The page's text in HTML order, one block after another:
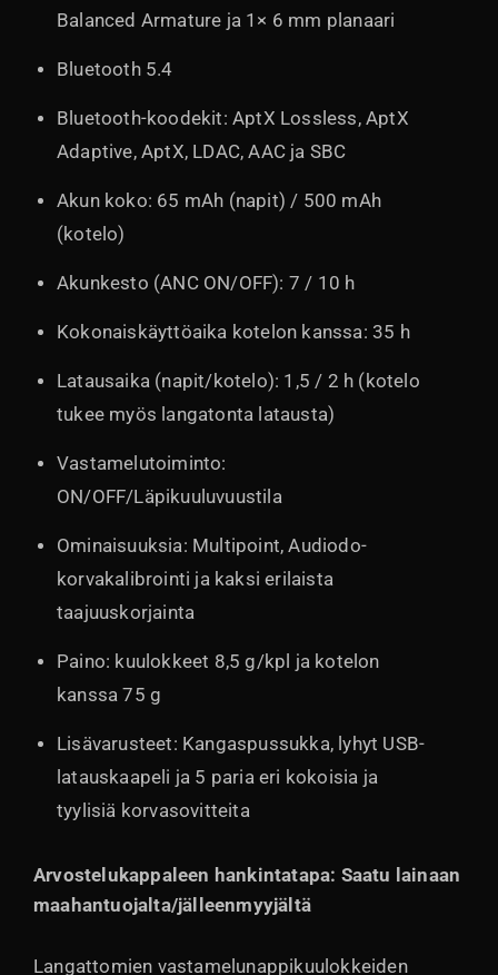
Balanced Armature ja 1× 6 mm planaari
Bluetooth 5.4
Bluetooth-koodekit: AptX Lossless, AptX
Adaptive, AptX, LDAC, AAC ja SBC
Akun koko: 65 mAh (napit) / 500 mAh
(kotelo)
Akunkesto (ANC ON/OFF): 7 / 10 h
Kokonaiskäyttöaika kotelon kanssa: 35 h
Latausaika (napit/kotelo): 1,5 / 2 h (kotelo
tukee myös langatonta latausta)
Vastamelutoiminto:
ON/OFF/Läpikuuluvuustila
Ominaisuuksia: Multipoint, Audiodo-
korvakalibrointi ja kaksi erilaista
taajuuskorjainta
Paino: kuulokkeet 8,5 g/kpl ja kotelon
kanssa 75 g
Lisävarusteet: Kangaspussukka, lyhyt USB-
latauskaapeli ja 5 paria eri kokoisia ja
tyylisiä korvasovitteita
Arvostelukappaleen hankintatapa: Saatu lainaan
maahantuojalta/jälleenmyyjältä
Langattomien vastamelunappikuulokkeiden